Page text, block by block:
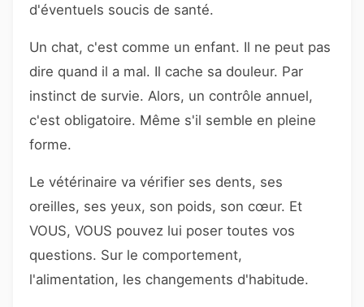
d'éventuels soucis de santé.
Un chat, c'est comme un enfant. Il ne peut pas
dire quand il a mal. Il cache sa douleur. Par
instinct de survie. Alors, un contrôle annuel,
c'est obligatoire. Même s'il semble en pleine
forme.
Le vétérinaire va vérifier ses dents, ses
oreilles, ses yeux, son poids, son cœur. Et
VOUS, VOUS pouvez lui poser toutes vos
questions. Sur le comportement,
l'alimentation, les changements d'habitude.